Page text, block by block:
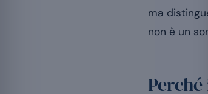
ma
non è un